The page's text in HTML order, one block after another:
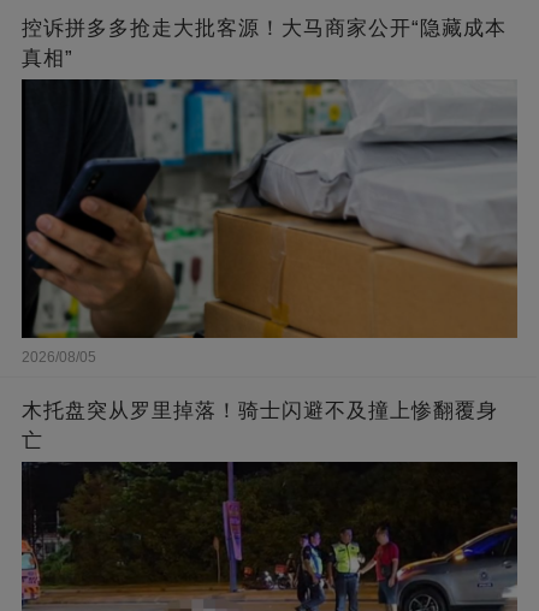
控诉拼多多抢走大批客源！大马商家公开“隐藏成本
真相”
2026/08/05
木托盘突从罗里掉落！骑士闪避不及撞上惨翻覆身
亡